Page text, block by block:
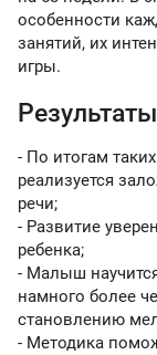
особенности
занятий, их
игры.
Результаты
- По итогам
реализуется
речи;
- Развитие
ребенка;
- Малыш
намного более
становлению
- Методика